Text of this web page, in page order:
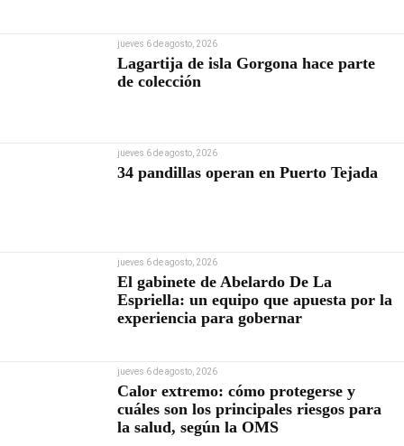
jueves 6 de agosto, 2026
Lagartija de isla Gorgona hace parte
de colección
jueves 6 de agosto, 2026
34 pandillas operan en Puerto Tejada
jueves 6 de agosto, 2026
El gabinete de Abelardo De La
Espriella: un equipo que apuesta por la
experiencia para gobernar
jueves 6 de agosto, 2026
Calor extremo: cómo protegerse y
cuáles son los principales riesgos para
la salud, según la OMS